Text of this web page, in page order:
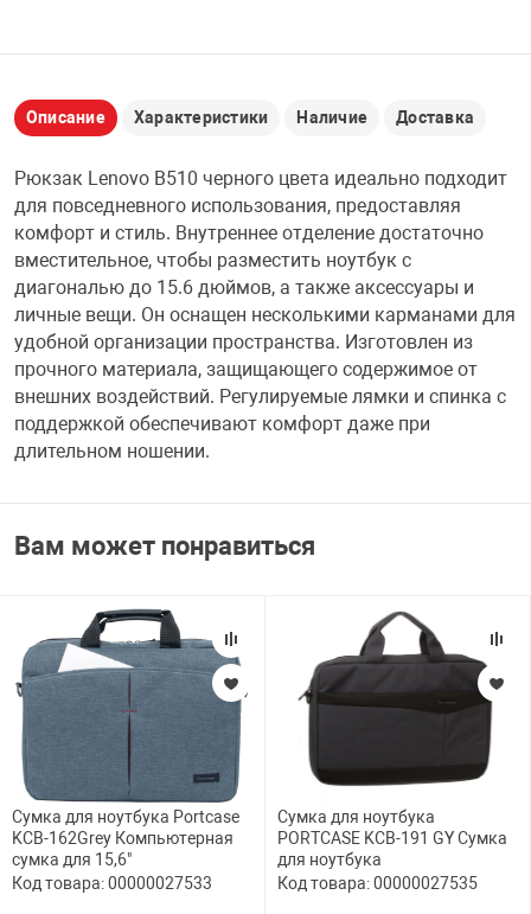
CARD RIDER
НАБОР ДЛЯ
ЛЕНТА ДЛЯ
ДОМА
ТЕХНИКА
Описание Характеристики Наличие Доставка
Рюкзак Lenovo B510 черного цвета идеально подходит
для повседневного использования, предоставляя
комфорт и стиль. Внутреннее отделение достаточно
вместительное, чтобы разместить ноутбук с
диагональю до 15.6 дюймов, а также аксессуары и
личные вещи. Он оснащен несколькими карманами для
удобной организации пространства. Изготовлен из
прочного материала, защищающего содержимое от
внешних воздействий. Регулируемые лямки и спинка с
поддержкой обеспечивают комфорт даже при
длительном ношении.
Вам может понравиться
Сумка для ноутбука Portcase
KCB-162Grey Компьютерная
сумка для 15,6"
Код товара: 00000027533
Сумка для ноутбука
PORTCASE KCB-191 GY Сумка
для ноутбука
Код товара: 00000027535